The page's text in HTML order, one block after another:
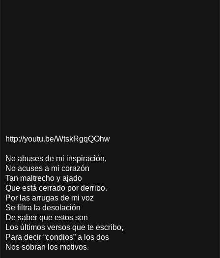
http://youtu.be/WtskRgqQOhw
No abuses de mi inspiración,
No acuses a mi corazón
Tan maltrecho y ajado
Que está cerrado por derribo.
Por las arrugas de mi voz
Se filtra la desolación
De saber que estos son
Los últimos versos que te escribo,
Para decir “condios” a los dos
Nos sobran los motivos.